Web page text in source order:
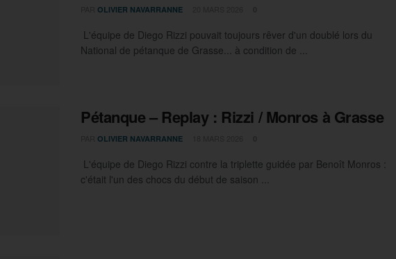
OLIVIER NAVARRANNE
L'équipe de Diego Rizzi pouvait toujours rêver d'un doublé lors du
National de pétanque de Grasse... à condition de ...
Pétanque – Replay : Rizzi / Monros à Grasse
OLIVIER NAVARRANNE
L'équipe de Diego Rizzi contre la triplette guidée par Benoît Monros :
c'était l'un des chocs du début de saison ...